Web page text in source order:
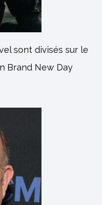
sont divisés sur le
Brand New Day